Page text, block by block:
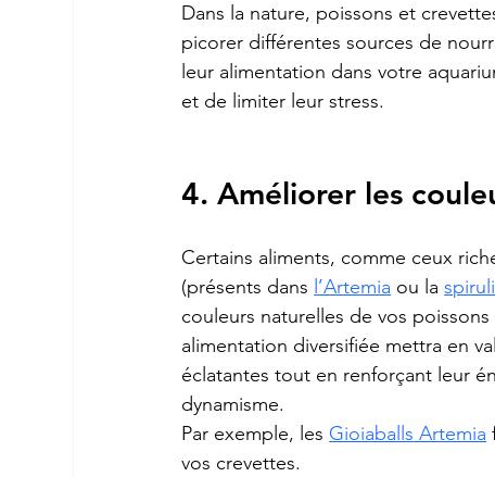
Dans la nature, poissons et
picorer différentes sources de
leur alimentation dans votre
et de limiter leur stress.
4. Améliorer les
Certains aliments, comme ceux
(présents dans l’Artemia ou la
couleurs naturelles de vos
alimentation diversifiée mettra en
éclatantes tout en renforçant leur
dynamisme.
Par exemple, les Gioiaballs Artemia
vos crevettes.